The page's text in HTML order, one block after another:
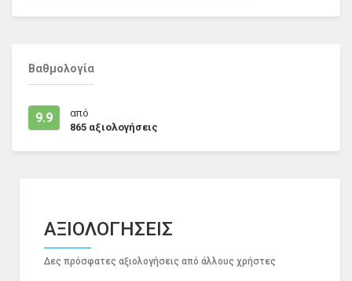
Βαθμολογία
9.9
από
865 αξιολογήσεις
ΑΞΙΟΛΟΓΗΣΕΙΣ
Δες πρόσφατες αξιολογήσεις από άλλους χρήστες